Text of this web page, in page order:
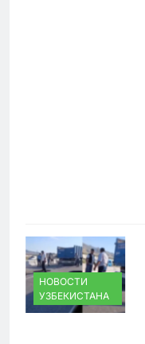
НОВОСТИ
УЗБЕКИСТАНА